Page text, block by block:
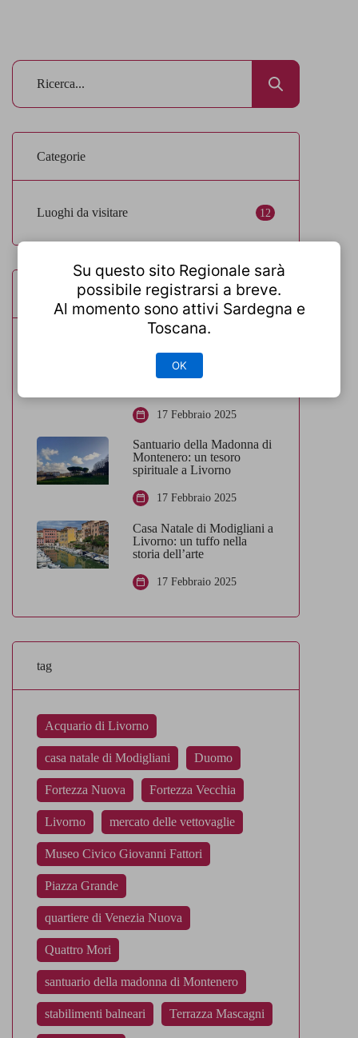
Categorie
Luoghi da visitare 12
Post popolari
Livorno: dove trascorrere
una giornata tra relax e
17 Febbraio 2025
Santuario della Madonna di
Montenero: un tesoro
spirituale a Livorno
17 Febbraio 2025
Casa Natale di Modigliani a
Livorno: un tuffo nella
storia dell’arte
17 Febbraio 2025
tag
Acquario di Livorno
casa natale di Modigliani Duomo
Fortezza Nuova Fortezza Vecchia
Livorno mercato delle vettovaglie
Museo Civico Giovanni Fattori
Piazza Grande
quartiere di Venezia Nuova
Quattro Mori
santuario della madonna di Montenero
stabilimenti balneari Terrazza Mascagni
Su questo sito Regionale sarà
possibile registrarsi a breve.
Al momento sono attivi Sardegna e
Toscana.
OK